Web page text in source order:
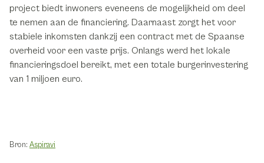
project biedt inwoners eveneens de mogelijkheid om deel
te nemen aan de financiering. Daarnaast zorgt het voor
stabiele inkomsten dankzij een contract met de Spaanse
overheid voor een vaste prijs. Onlangs werd het lokale
financieringsdoel bereikt, met een totale burgerinvestering
van 1 miljoen euro.
Bron: Aspiravi